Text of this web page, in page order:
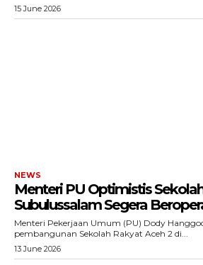
15 June 2026
NEWS
Menteri PU Optimistis
Subulussalam Segera
Menteri Pekerjaan Umum (PU) Dody
pembangunan Sekolah Rakyat Aceh 2 di...
13 June 2026